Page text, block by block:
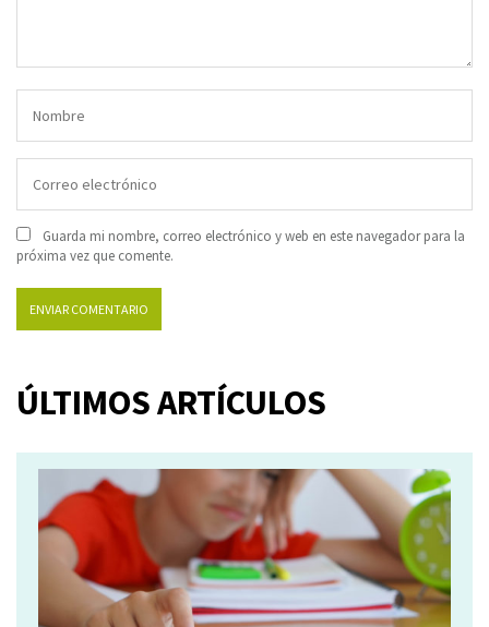
Guarda mi nombre, correo electrónico y web en este navegador para la
próxima vez que comente.
ÚLTIMOS ARTÍCULOS